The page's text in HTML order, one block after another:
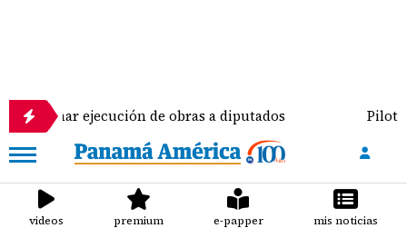
ejecución de obras a diputados Pilotos de
videos premium e-papper mis noticias